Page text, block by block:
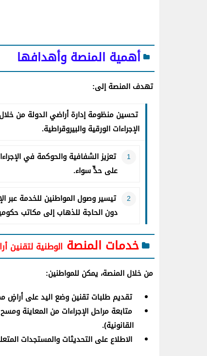
أهمية المنصة وأهدافها
تهدف المنصة إلى:
تحسين منظومة إدارة أراضي الدولة من
الإجراءات الورقية والبيروقراطية.
تعزيز الشفافية والحوكمة في
على حدٍّ سواء.
تيسير وصول المواطنين للخدمة عبر
دون الحاجة للذهاب إلى مكاتب
خدمات المنصة الوطنية لتقنين
من خلال المنصة، يمكن للمواطنين:
تقديم طلبات تقنين وضع اليد على أراضٍ
متابعة مراحل الإجراءات من المعاينة
القانونية).
الاطلاع على التحديثات والمستجدات